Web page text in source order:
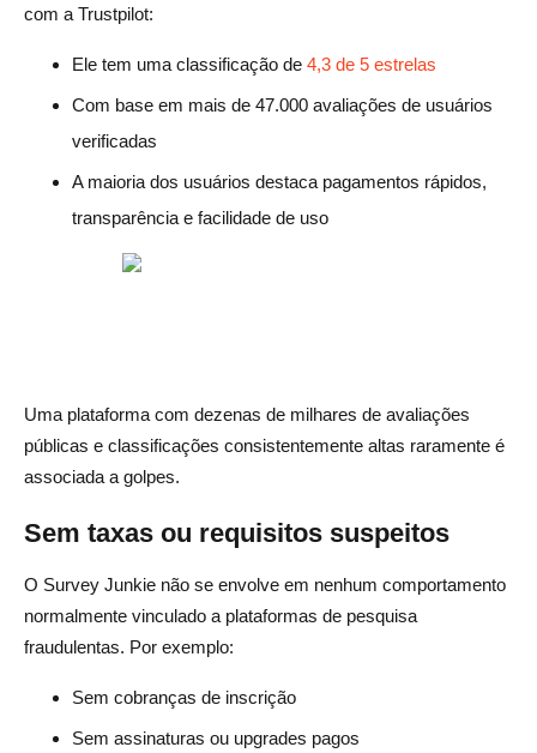
com a Trustpilot:
Ele tem uma classificação de 4,3 de 5 estrelas
Com base em mais de 47.000 avaliações de usuários
verificadas
A maioria dos usuários destaca pagamentos rápidos,
transparência e facilidade de uso
Uma plataforma com dezenas de milhares de avaliações
públicas e classificações consistentemente altas raramente é
associada a golpes.
Sem taxas ou requisitos suspeitos
O Survey Junkie não se envolve em nenhum comportamento
normalmente vinculado a plataformas de pesquisa
fraudulentas. Por exemplo:
Sem cobranças de inscrição
Sem assinaturas ou upgrades pagos